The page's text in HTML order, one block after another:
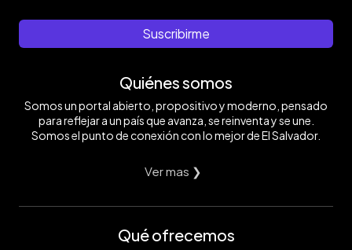
Suscribirme
Quiénes somos
Somos un portal abierto, propositivo y moderno, pensado
para reflejar a un país que avanza, se reinventa y se une.
Somos el punto de conexión con lo mejor de El Salvador.
Ver mas ❯
Qué ofrecemos